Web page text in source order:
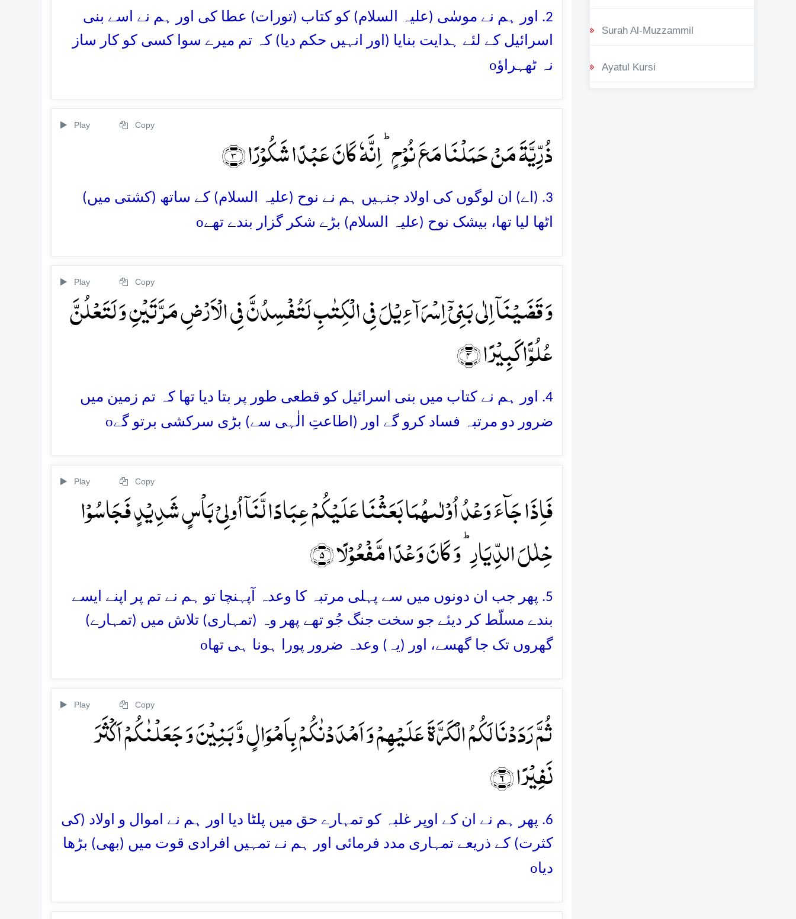
2. اور ہم نے موسٰی (علیہ السلام) کو کتاب (تورات) عطا کی اور ہم نے اسے بنی
اسرائیل کے لئے ہدایت بنایا (اور انہیں حکم دیا) کہ تم میرے سوا کسی کو کار ساز
نہ ٹھہراؤo
Play Copy
ذُرِّیَّۃَ مَنۡ حَمَلۡنَا مَعَ نُوۡحٍ ؕ اِنَّہٗ کَانَ عَبۡدًا شَکُوۡرًا ﴿۳﴾
3. (اے) ان لوگوں کی اولاد جنہیں ہم نے نوح (علیہ السلام) کے ساتھ (کشتی میں)
اٹھا لیا تھا، بیشک نوح (علیہ السلام) بڑے شکر گزار بندے تھےo
Play Copy
وَ قَضَیۡنَاۤ اِلٰی بَنِیۡۤ اِسۡرَآءِیۡلَ فِی الۡکِتٰبِ لَتُفۡسِدُنَّ فِی الۡاَرۡضِ مَرَّتَیۡنِ وَ لَتَعۡلُنَّ
عُلُوًّا کَبِیۡرًا ﴿۴﴾
4. اور ہم نے کتاب میں بنی اسرائیل کو قطعی طور پر بتا دیا تھا کہ تم زمین میں
ضرور دو مرتبہ فساد کرو گے اور (اطاعتِ الٰہی سے) بڑی سرکشی برتو گےo
Play Copy
فَاِذَا جَآءَ وَعۡدُ اُوۡلٰىہُمَا بَعَثۡنَا عَلَیۡکُمۡ عِبَادًا لَّنَاۤ اُولِیۡ بَاۡسٍ شَدِیۡدٍ فَجَاسُوۡا
خِلٰلَ الدِّیَارِ ؕ وَ کَانَ وَعۡدًا مَّفۡعُوۡلًا ﴿۵﴾
5. پھر جب ان دونوں میں سے پہلی مرتبہ کا وعدہ آپہنچا تو ہم نے تم پر اپنے ایسے
بندے مسلّط کر دیئے جو سخت جنگ جُو تھے پھر وہ (تمہاری) تلاش میں (تمہارے)
گھروں تک جا گھسے، اور (یہ) وعدہ ضرور پورا ہونا ہی تھاo
Play Copy
ثُمَّ رَدَدۡنَا لَکُمُ الۡکَرَّۃَ عَلَیۡہِمۡ وَ اَمۡدَدۡنٰکُمۡ بِاَمۡوَالٍ وَّ بَنِیۡنَ وَ جَعَلۡنٰکُمۡ اَکۡثَرَ
نَفِیۡرًا ﴿۶﴾
6. پھر ہم نے ان کے اوپر غلبہ کو تمہارے حق میں پلٹا دیا اور ہم نے اموال و اولاد (کی
کثرت) کے ذریعے تمہاری مدد فرمائی اور ہم نے تمہیں افرادی قوت میں (بھی) بڑھا
دیاo
Surah Al-Muzzammil
Ayatul Kursi